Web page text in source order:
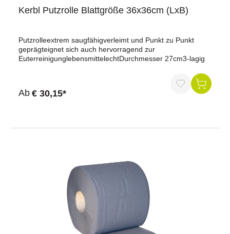
Kerbl Putzrolle Blattgröße 36x36cm (LxB)
Putzrolleextrem saugfähigverleimt und Punkt zu Punkt
geprägteignet sich auch hervorragend zur
EuterreinigunglebensmittelechtDurchmesser 27cm3-lagig
Ab € 30,15*